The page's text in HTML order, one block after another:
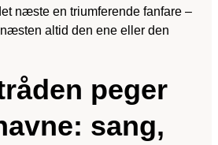
næste en triumferende fanfare –
altid den ene eller den
peger
sang,